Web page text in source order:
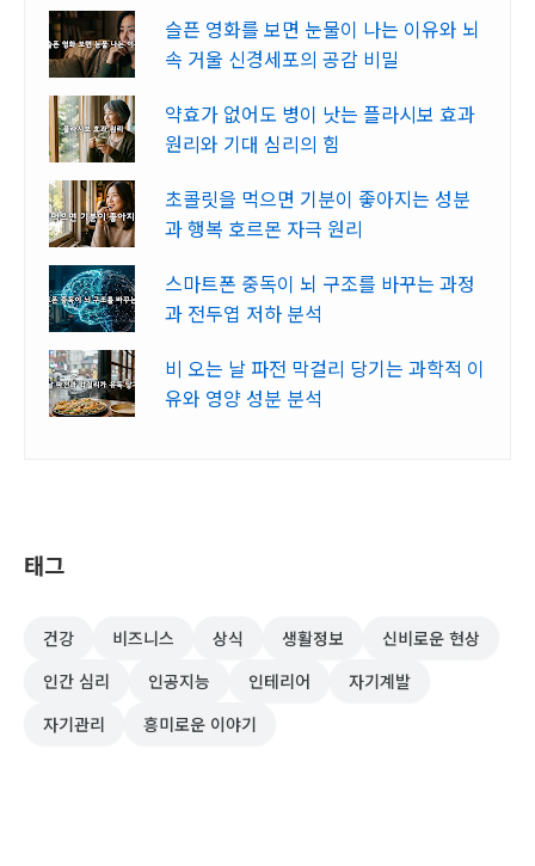
슬픈 영화를 보면 눈물이 나는 이유와 뇌
속 거울 신경세포의 공감 비밀
약효가 없어도 병이 낫는 플라시보 효과
원리와 기대 심리의 힘
초콜릿을 먹으면 기분이 좋아지는 성분
과 행복 호르몬 자극 원리
스마트폰 중독이 뇌 구조를 바꾸는 과정
과 전두엽 저하 분석
비 오는 날 파전 막걸리 당기는 과학적 이
유와 영양 성분 분석
태그
건강 비즈니스 상식 생활정보
신비로운 현상
인간 심리
인공지능 인테리어
자기계발
자기관리
흥미로운 이야기